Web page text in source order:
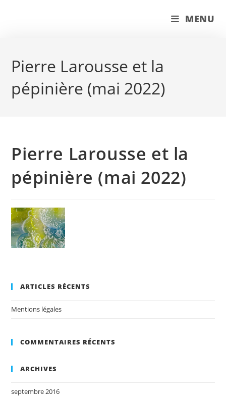
MENU
Pierre Larousse et la
pépinière (mai 2022)
Pierre Larousse et la
pépinière (mai 2022)
ARTICLES RÉCENTS
Mentions légales
COMMENTAIRES RÉCENTS
ARCHIVES
septembre 2016